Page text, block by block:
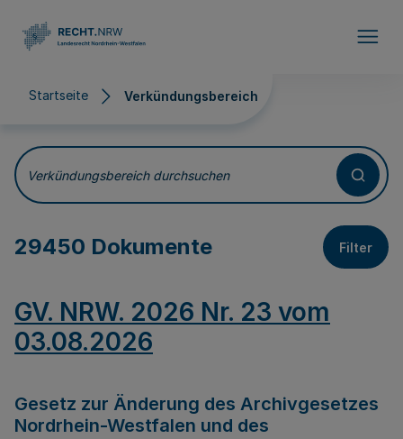
Startseite Verkündungsbereich
Verkündungsbereich
Verkündungsbereich durchsuchen
29450 Dokumente Filter
GV. NRW. 2026 Nr. 23 vom
03.08.2026
Gesetz zur Änderung des Archivgesetzes
Nordrhein-Westfalen und des